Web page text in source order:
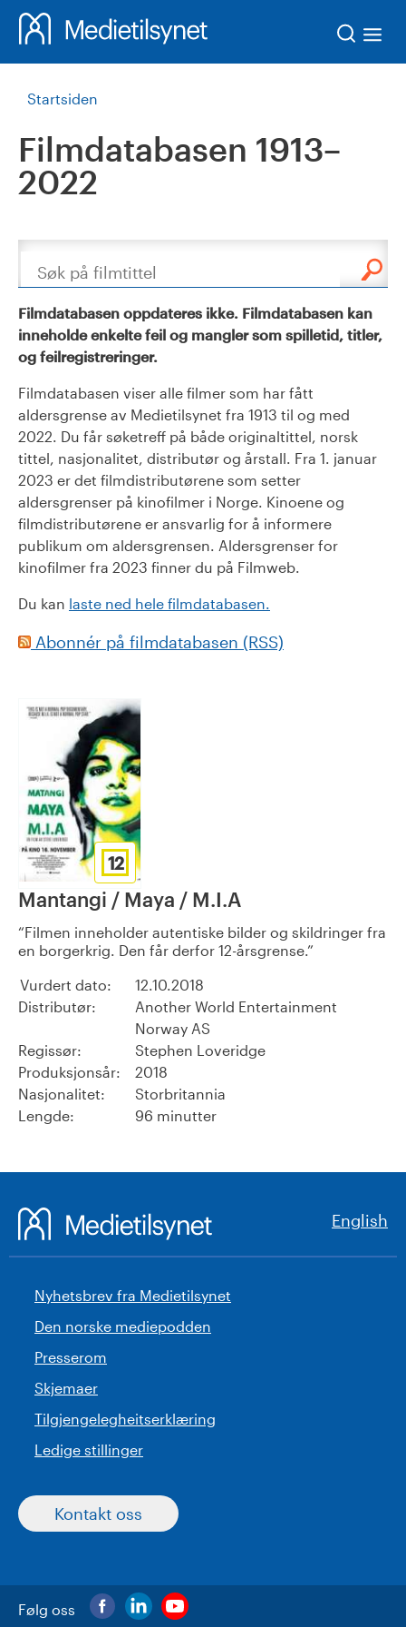
Startsiden
Filmdatabasen 1913–
2022
Søk
Filmdatabasen oppdateres ikke. Filmdatabasen kan
inneholde enkelte feil og mangler som spilletid, titler,
og feilregistreringer.
Filmdatabasen viser alle filmer som har fått
aldersgrense av Medietilsynet fra 1913 til og med
2022. Du får søketreff på både originaltittel, norsk
tittel, nasjonalitet, distributør og årstall. Fra 1. januar
2023 er det filmdistributørene som setter
aldersgrenser på kinofilmer i Norge. Kinoene og
filmdistributørene er ansvarlig for å informere
publikum om aldersgrensen. Aldersgrenser for
kinofilmer fra 2023 finner du på Filmweb.
Du kan laste ned hele filmdatabasen.
Abonnér på filmdatabasen (RSS)
12
Mantangi / Maya / M.I.A
Filmen inneholder autentiske bilder og skildringer fra
en borgerkrig. Den får derfor 12-årsgrense.
Vurdert dato:
12.10.2018
Distributør:
Another World Entertainment
Norway AS
Regissør:
Stephen Loveridge
Produksjonsår:
2018
Nasjonalitet:
Storbritannia
Lengde:
96 minutter
English
Nyhetsbrev fra Medietilsynet
Den norske mediepodden
Presserom
Skjemaer
Tilgjengelegheitserklæring
Ledige stillinger
Kontakt oss
Følg oss